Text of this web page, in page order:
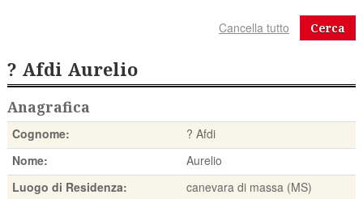
Cerca
? Afdi Aurelio
Anagrafica
Cognome:
? Afdi
Nome:
Aurelio
Luogo di Residenza:
canevara di massa (MS)